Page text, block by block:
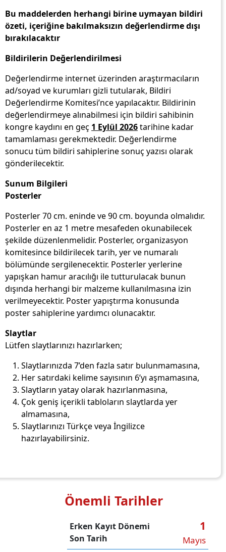
Bu maddelerden herhangi birine uymayan bildiri
özeti, içeriğine bakılmaksızın değerlendirme dışı
bırakılacaktır
Bildirilerin Değerlendirilmesi
Değerlendirme internet üzerinden araştırmacıların
ad/soyad ve kurumları gizli tutularak, Bildiri
Değerlendirme Komitesi’nce yapılacaktır. Bildirinin
değerlendirmeye alınabilmesi için bildiri sahibinin
kongre kaydını en geç 1 Eylül 2026tarihine kadar
tamamlaması gerekmektedir. Değerlendirme
sonucu tüm bildiri sahiplerine sonuç yazısı olarak
gönderilecektir.
Sunum Bilgileri
Posterler
Posterler 70 cm. eninde ve 90 cm. boyunda olmalıdır.
Posterler en az 1 metre mesafeden okunabilecek
şekilde düzenlenmelidir. Posterler, organizasyon
komitesince bildirilecek tarih, yer ve numaralı
bölümünde sergilenecektir. Posterler yerlerine
yapışkan hamur aracılığı ile tutturulacak bunun
dışında herhangi bir malzeme kullanılmasına izin
verilmeyecektir. Poster yapıştırma konusunda
poster sahiplerine yardımcı olunacaktır.
Slaytlar
Lütfen slaytlarınızı hazırlarken;
Slaytlarınızda 7’den fazla satır bulunmamasına,
Her satırdaki kelime sayısının 6’yı aşmamasına,
Slaytların yatay olarak hazırlanmasına,
Çok geniş içerikli tabloların slaytlarda yer
almamasına,
Slaytlarınızı Türkçe veya İngilizce
hazırlayabilirsiniz.
Önemli Tarihler
Erken Kayıt Dönemi
Son Tarih
1
Mayıs